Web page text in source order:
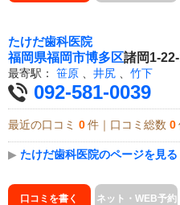
たけだ歯科医院
福岡県福岡市博多区諸岡1-
最寄駅： 笹原 井尻 竹下
092-581-0039
最近の口コミ 0 件｜口コミ総数 0
▶ たけだ歯科医院のページを見る
口コミを書く ネット・WEB予約